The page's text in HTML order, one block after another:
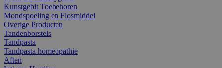
Kunstgebit Toebehoren
Mondspoeling en Flosmiddel
Overige Producten
Tandenborstels
Tandpasta
Tandpasta homeopathie
Aften